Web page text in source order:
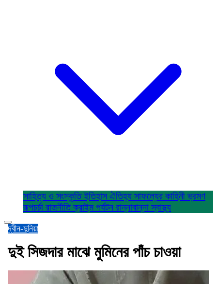
সাহিত্য ও সংস্কৃতিইতিহাস ঐতিহ্য সাফল্যের কাহিনীভ্রমণ
রূপচর্চা রাজনীতিক্রাইম পর্যটন রান্নাবান্নাস্বাস্থ্য
দ্বীন-দুনিয়া
দুই সিজদার মাঝে মুমিনের পাঁচ চাওয়া